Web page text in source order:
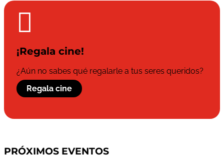

¡Regala cine!
¿Aún no sabes qué regalarle a tus seres queridos?
Regala cine
PRÓXIMOS EVENTOS